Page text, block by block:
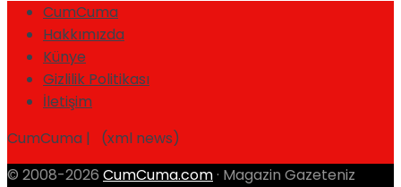
CumCuma
Hakkımızda
Künye
Gizlilik Politikası
İletişim
CumCuma | (xml news)
© 2008-2026 CumCuma.com · Magazin Gazeteniz